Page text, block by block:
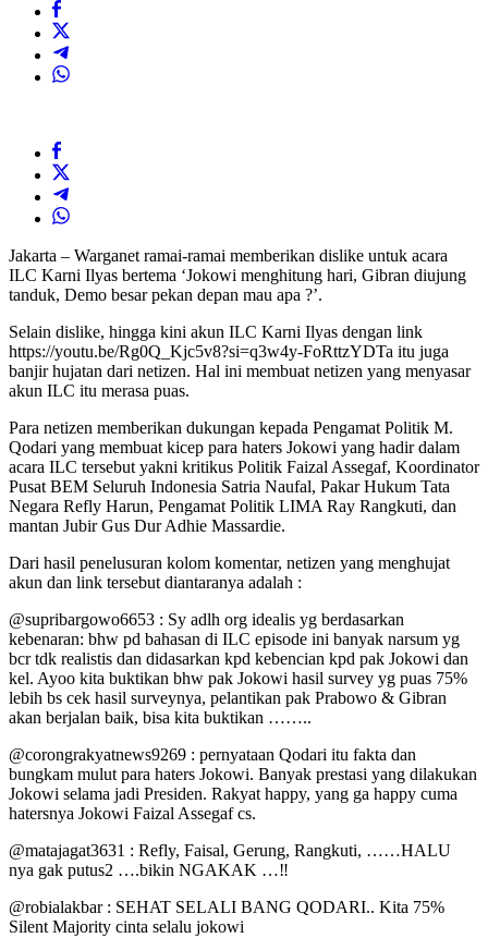
Jakarta – Warganet ramai-ramai memberikan dislike untuk acara
ILC Karni Ilyas bertema ‘Jokowi menghitung hari, Gibran diujung
tanduk, Demo besar pekan depan mau apa ?’.
Selain dislike, hingga kini akun ILC Karni Ilyas dengan link
https://youtu.be/Rg0Q_Kjc5v8?si=q3w4y-FoRttzYDTa itu juga
banjir hujatan dari netizen. Hal ini membuat netizen yang menyasar
akun ILC itu merasa puas.
Para netizen memberikan dukungan kepada Pengamat Politik M.
Qodari yang membuat kicep para haters Jokowi yang hadir dalam
acara ILC tersebut yakni kritikus Politik Faizal Assegaf, Koordinator
Pusat BEM Seluruh Indonesia Satria Naufal, Pakar Hukum Tata
Negara Refly Harun, Pengamat Politik LIMA Ray Rangkuti, dan
mantan Jubir Gus Dur Adhie Massardie.
Dari hasil penelusuran kolom komentar, netizen yang menghujat
akun dan link tersebut diantaranya adalah :
@supribargowo6653 : Sy adlh org idealis yg berdasarkan
kebenaran: bhw pd bahasan di ILC episode ini banyak narsum yg
bcr tdk realistis dan didasarkan kpd kebencian kpd pak Jokowi dan
kel. Ayoo kita buktikan bhw pak Jokowi hasil survey yg puas 75%
lebih bs cek hasil surveynya, pelantikan pak Prabowo & Gibran
akan berjalan baik, bisa kita buktikan ……..
@corongrakyatnews9269 : pernyataan Qodari itu fakta dan
bungkam mulut para haters Jokowi. Banyak prestasi yang dilakukan
Jokowi selama jadi Presiden. Rakyat happy, yang ga happy cuma
hatersnya Jokowi Faizal Assegaf cs.
@matajagat3631 : Refly, Faisal, Gerung, Rangkuti, ……HALU
nya gak putus2 ….bikin NGAKAK …‼️
@robialakbar : SEHAT SELALI BANG QODARI.. Kita 75%
Silent Majority cinta selalu jokowi